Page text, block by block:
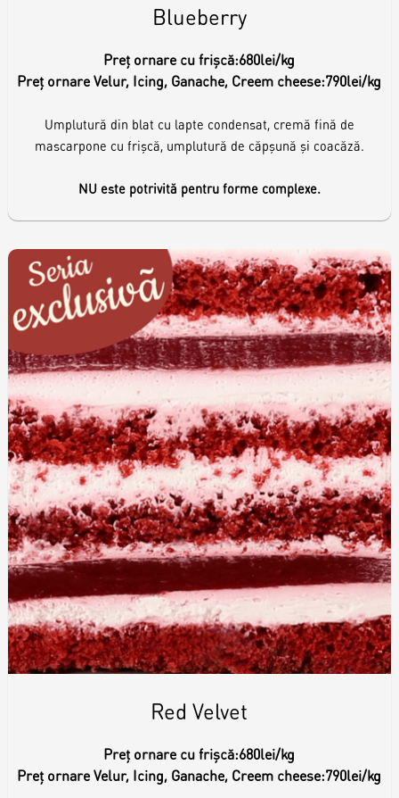
Blueberry
Preț ornare cu frișcă:680lei/kg
Preț ornare Velur, Icing, Ganache, Creem cheese:790lei/kg
Umplutură din blat cu lapte condensat, cremă fină de
mascarpone cu frișcă, umplutură de căpșună și coacăză.
NU este potrivită pentru forme complexe.
Red Velvet
Preț ornare cu frișcă:680lei/kg
Preț ornare Velur, Icing, Ganache, Creem cheese:790lei/kg